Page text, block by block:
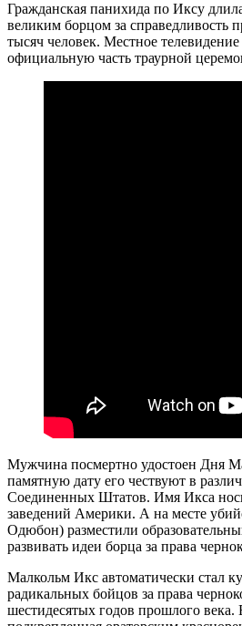
Гражданская панихида по Иксу
великим борцом за справедливость
тысяч человек. Местное
официальную часть траурной
Мужчина посмертно удостоен Дня
памятную дату его чествуют в
Соединенных Штатов. Имя Икса
заведений Америки. А на месте
Одюбон) разместили
развивать идеи борца за права
Малкольм Икс автоматически стал
радикальных бойцов за права
шестидесятых годов прошлого века.